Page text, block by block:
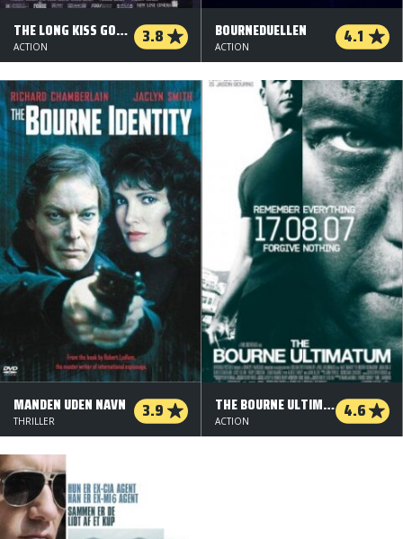
THE LONG KISS GOODNIGHT 3.8
ACTION
BOURNEDUELLEN 4.1
ACTION
MANDEN UDEN NAVN 3.9
THRILLER
THE BOURNE ULTIMATUM 4.6
ACTION